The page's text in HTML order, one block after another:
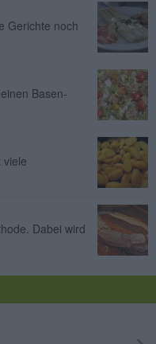
Gerichte noch
Basen-
Dabei wird